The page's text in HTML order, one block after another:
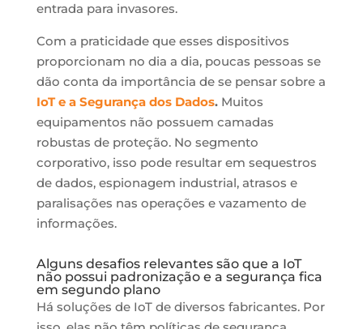
entrada para invasores.
Com a praticidade que esses dispositivos
proporcionam no dia a dia, poucas pessoas se
dão conta da importância de se pensar sobre a
IoT e a Segurança dos Dados. Muitos
equipamentos não possuem camadas
robustas de proteção. No segmento
corporativo, isso pode resultar em sequestros
de dados, espionagem industrial, atrasos e
paralisações nas operações e vazamento de
informações.
Alguns desafios relevantes são que a IoT
não possui padronização e a segurança fica
em segundo plano
Há soluções de IoT de diversos fabricantes. Por